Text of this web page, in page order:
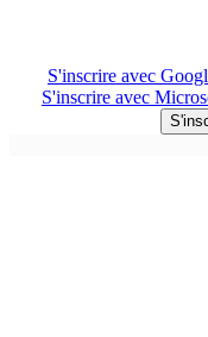
S'inscrire avec
S'inscrire avec